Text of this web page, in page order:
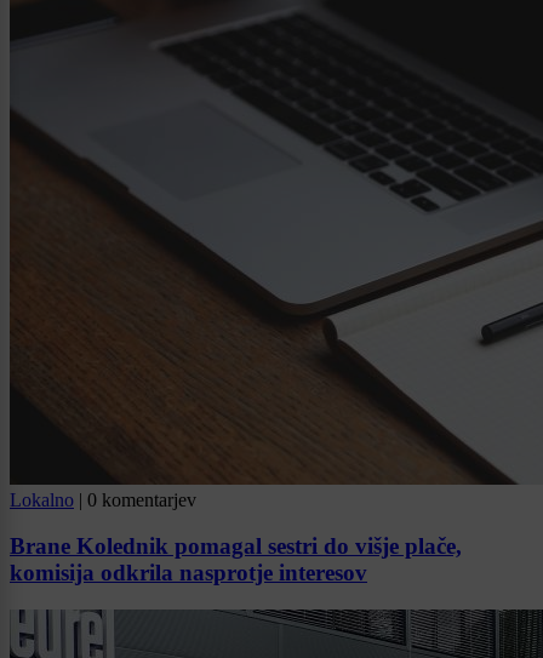
Lokalno | 0 komentarjev
Brane Kolednik pomagal sestri do višje plače,
komisija odkrila nasprotje interesov